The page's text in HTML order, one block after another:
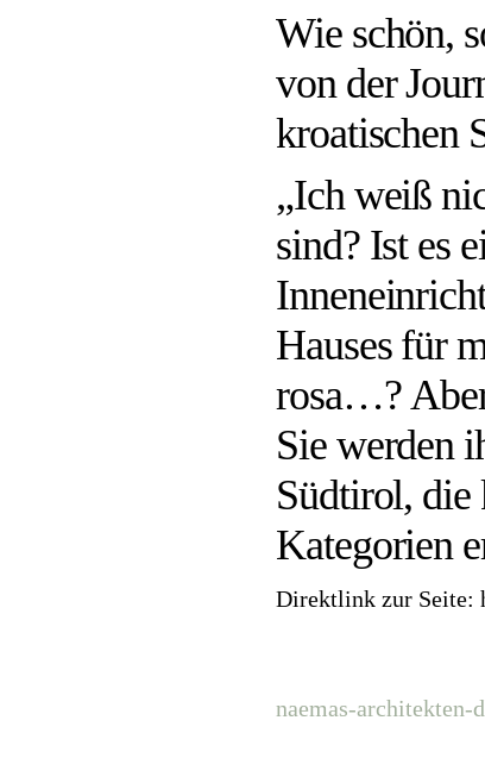
Wie schön,
von der
kroatischen
„Ich weiß
sind? Ist es
Hauses für
rosa…?
Sie werden
Südtirol,
Kategorien
Direktlink zur Seite:
naemas-